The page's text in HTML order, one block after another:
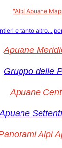
"Alpi Apuane
e tanto altro...
Apuane
Gruppo delle
Apuane
Apuane
Alpi